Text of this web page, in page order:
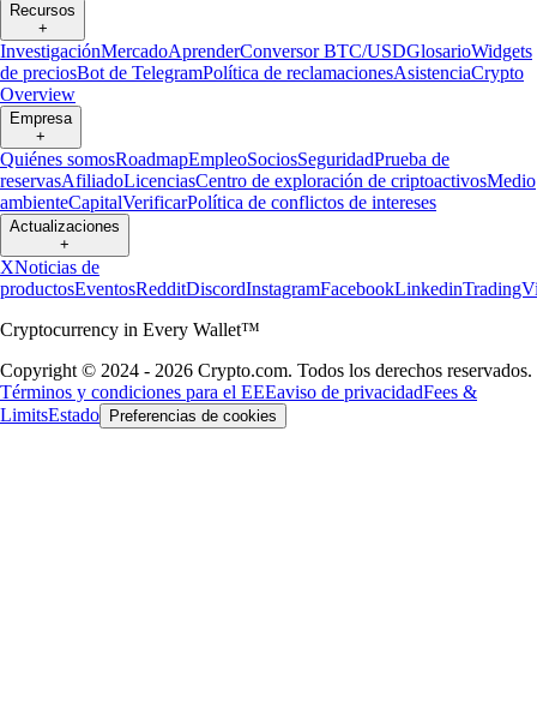
Recursos
+
InvestigaciónMercadoAprenderConversor BTC/USDGlosarioWidgets
de preciosBot de TelegramPolítica de reclamacionesAsistenciaCrypto
Overview
Empresa
+
Quiénes somosRoadmapEmpleoSociosSeguridadPrueba de
reservasAfiliadoLicenciasCentro de exploración de criptoactivosMedio
ambienteCapitalVerificarPolítica de conflictos de intereses
Actualizaciones
+
XNoticias de
productosEventosRedditDiscordInstagramFacebookLinkedin
Cryptocurrency in Every Wallet™
Copyright © 2024 - 2026 Crypto.com. Todos los derechos reservados.
Términos y condiciones para el EEEaviso de privacidadFees &
LimitsEstado Preferencias de cookies